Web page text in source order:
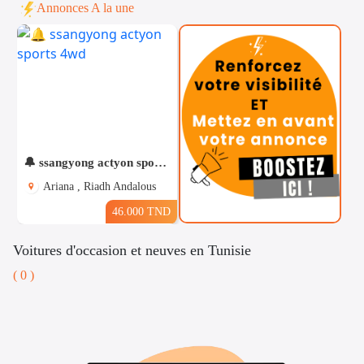
Informatique
Annonces A la une
🔔 ssangyong actyon sports 4wd
Ariana , Riadh Andalous
46.000 TND
Voitures d'occasion et neuves en Tunisie
( 0 )